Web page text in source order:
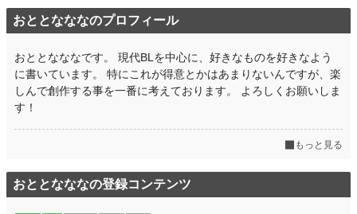
おととなななのプロフィール
おととなななです。 現代BLを中心に、好きなものを好きなよう
に書いています。 特にこれが得意とかはあまりないんですが、楽
しんで創作する事を一番に考えております。 よろしくお願いしま
す！
もっと見る
おととなななの登録コンテンツ